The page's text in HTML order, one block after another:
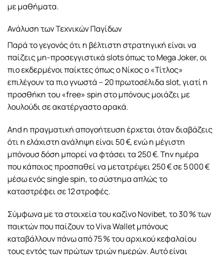
με μαθήματα.
Ανάλυση των Τεχνικών Παγίδων
Παρά το γεγονός ότι η βέλτιστη στρατηγική είναι να
παίζεις μη-προσεγγιστικά slots όπως το Mega Joker, οι
πιο εκδερμένοι παίκτες όπως ο Νίκος ο «Τίτλος»
επιλέγουν τα πιο γνωστά – 20 πρωτοσέλιδα slot, γιατί η
προσθήκη του «free» spin στο μπόνους μοιάζει με
λουλούδι σε ακατέργαστο αρακά.
And η πραγματική απογοήτευση έρχεται όταν διαβάζεις
ότι η ελάχιστη ανάληψη είναι 50 €, ενώ η μέγιστη
μπόνουσ δόση μπορεί να φτάσει τα 250 €. Την ημέρα
που κάποιος προσπαθεί να μετατρέψει 250 € σε 5 000 €
μέσω ενός single spin, το σύστημα απλώς το
καταστρέφει σε 12 στροφές.
Σύμφωνα με τα στοιχεία του καζίνο Novibet, το 30 % των
παικτών που παίζουν το Viva Wallet μπόνους
καταβάλλουν πάνω από 75 % του αρχικού κεφαλαίου
τους εντός των πρώτων τριών ημερών. Αυτό είναι